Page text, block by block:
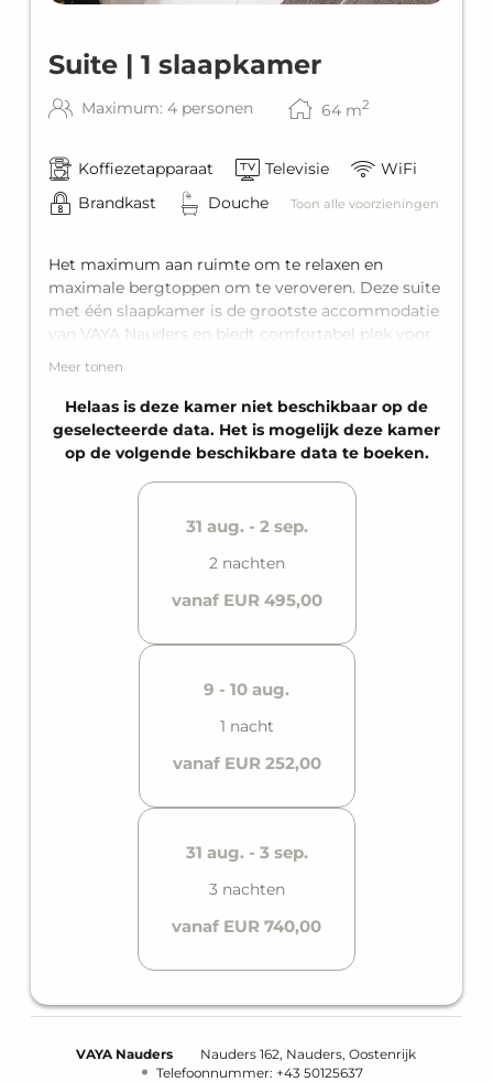
Suite | 1 slaapkamer
Maximum: 4 personen 64 m2
Koffiezetapparaat Televisie
WiFi
Brandkast
Douche Toon alle voorzieningen
Het maximum aan ruimte om te relaxen en
maximale bergtoppen om te veroveren. Deze suite
met één slaapkamer is de grootste accommodatie
van VAYA Nauders en biedt comfortabel plek voor
slaapbank voor twee personen in de woonruimte,
een volledig uitgeruste badkamer, en als
hoogtepunt is er het privébalkon.
Meer tonen
Helaas is deze kamer niet beschikbaar op de
geselecteerde data. Het is mogelijk deze kamer
op de volgende beschikbare data te boeken.
31 aug. - 2 sep.
2 nachten
vanaf EUR 495,00
9 - 10 aug.
1 nacht
vanaf EUR 252,00
31 aug. - 3 sep.
3 nachten
vanaf EUR 740,00
VAYA Nauders Nauders 162 Nauders Oostenrijk
Telefoonnummer: +43 50125637